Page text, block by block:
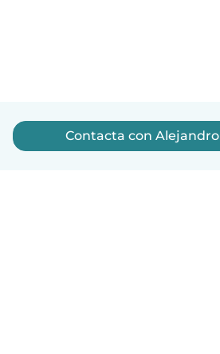
Contacta con Alejandro